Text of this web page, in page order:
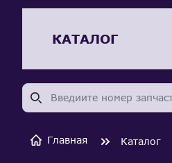
КАТАЛОГ
Главная Каталог